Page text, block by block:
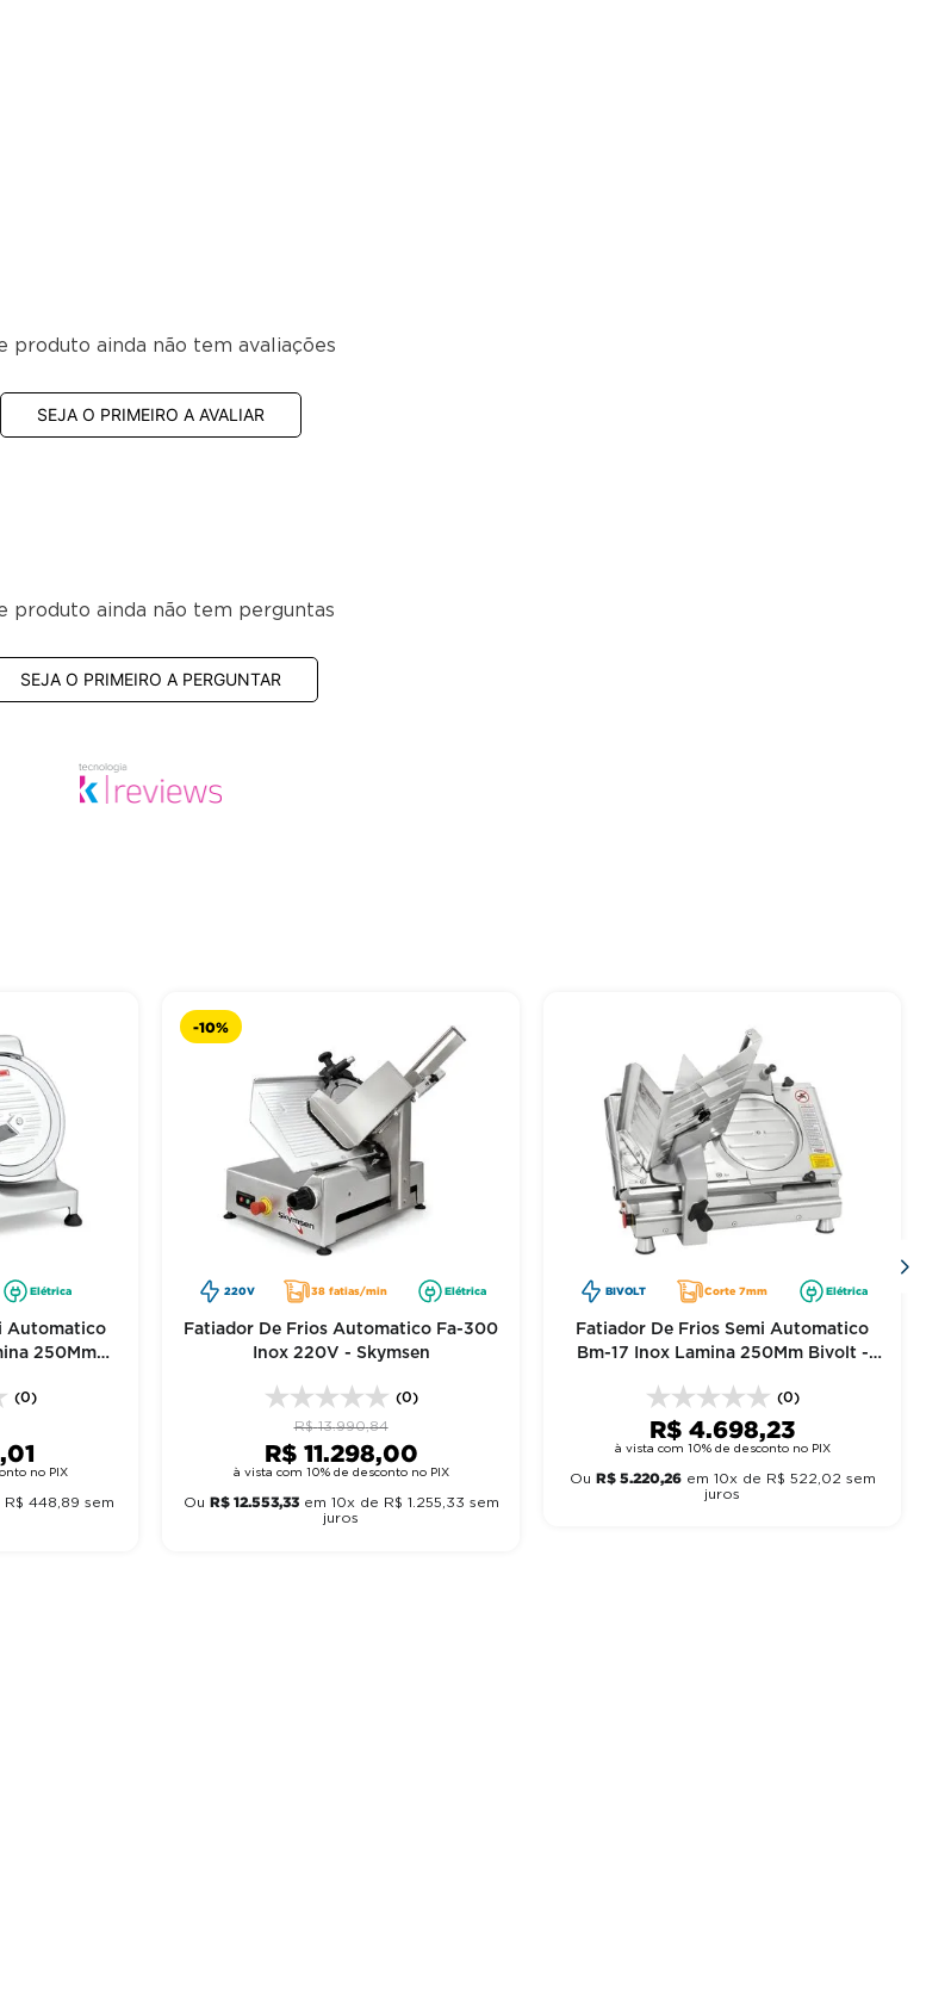
produto ainda não tem avaliações
SEJA O PRIMEIRO A AVALIAR
produto ainda não tem perguntas
SEJA O PRIMEIRO A PERGUNTAR
Elétrica
Automatico
250Mm
(0)
,01
no PIX
R$ 448 89 sem
-10%
220V 38 fatias/min Elétrica
Fatiador De Frios Automatico Fa-300
Inox 220V - Skymsen
(0)
R$ 13.990,84
R$ 11.298,00
à vista com 10% de desconto no PIX
Ou R$ 12.553,33em 10x de R$ 1 255 33 sem
juros
BIVOLT Corte 7mm Elétrica
Fatiador De Frios Semi Automatico
Bm-17 Inox Lamina 250Mm Bivolt -
(0)
R$ 4.698,23
à vista com 10% de desconto no PIX
Ou R$ 5.220,26em 10x de R$ 522 02 sem
juros